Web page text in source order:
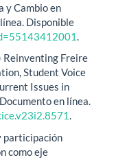
y Cambio en
Disponible
Reinventing Freire
Student Voice
Issues in
en línea.
.
participación
como eje